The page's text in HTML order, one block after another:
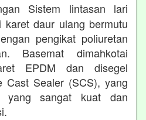
Sistem lintasan lari
karet daur ulang bermutu
pengikat poliuretan
Basemat dimahkotai
EPDM dan disegel
Cast Sealer (SCS), yang
yang sangat kuat dan